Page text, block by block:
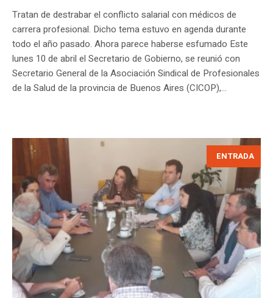
Tratan de destrabar el conflicto salarial con médicos de
carrera profesional. Dicho tema estuvo en agenda durante
todo el año pasado. Ahora parece haberse esfumado Este
lunes 10 de abril el Secretario de Gobierno, se reunió con
Secretario General de la Asociación Sindical de Profesionales
de la Salud de la provincia de Buenos Aires (CICOP),...
ENTRADA